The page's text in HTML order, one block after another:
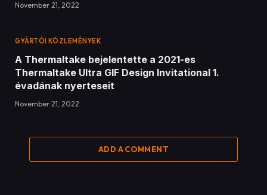
November 21, 2022
GYÁRTÓI KÖZLEMÉNYEK
A Thermaltake bejelentette a 2021-es
Thermaltake Ultra GIF Design Invitational 1.
évadának nyerteseit
November 21, 2022
ADD A COMMENT